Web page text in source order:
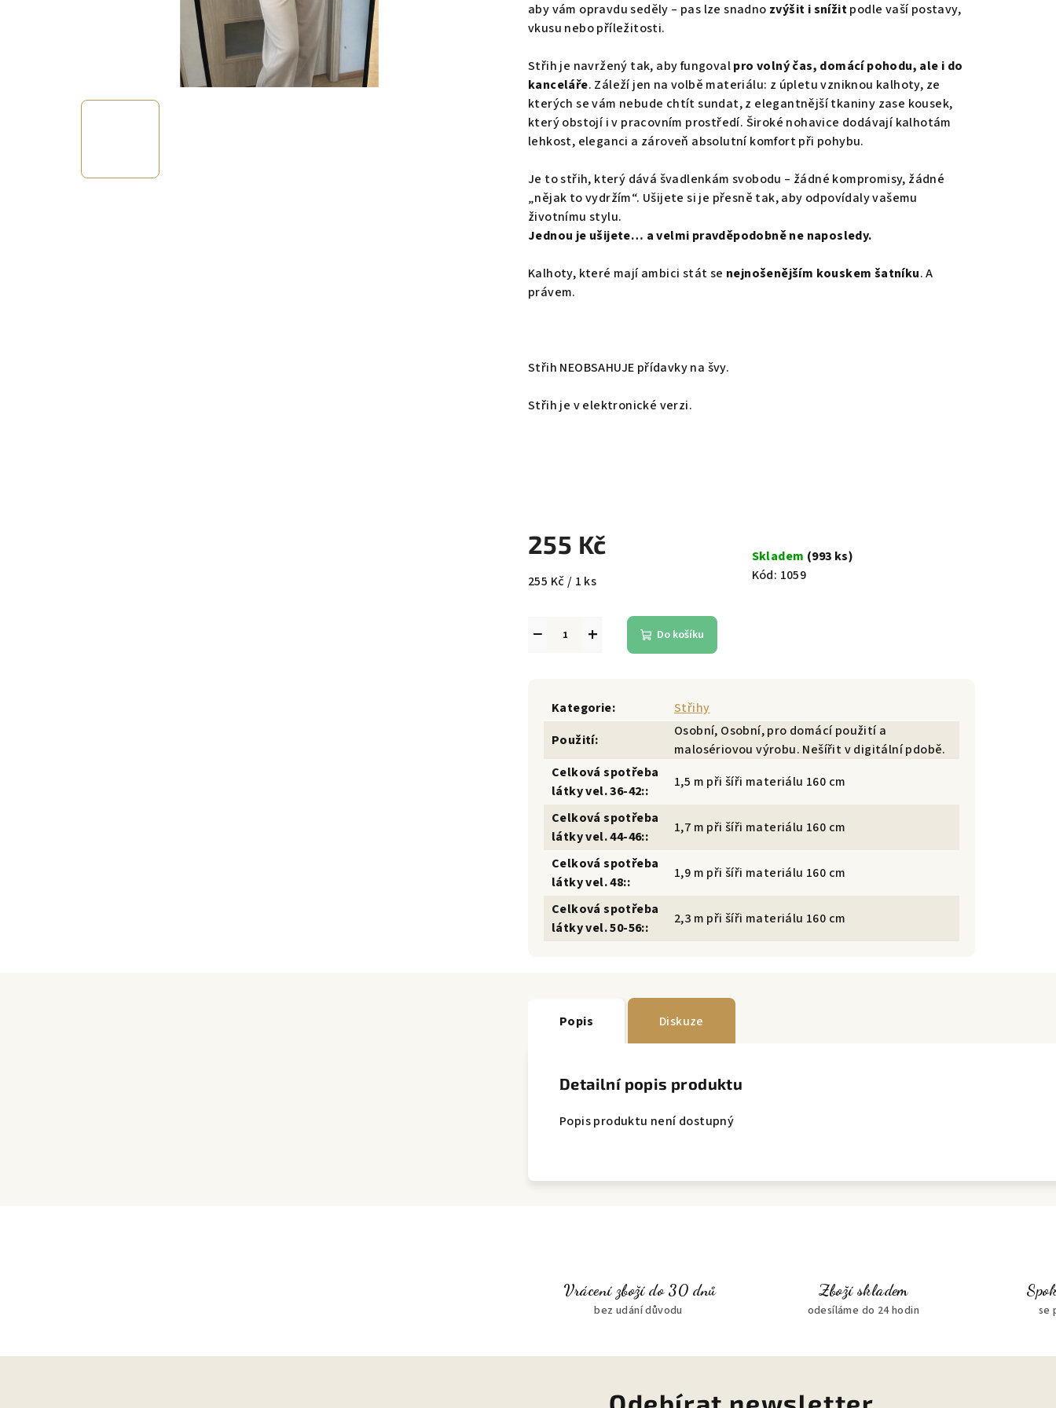
aby vám opravdu seděly – pas lze snadno zvýšit i snížitpodle vaší postavy,
vkusu nebo příležitosti.
Střih je navržený tak, aby fungovalpro volný čas, domácí pohodu, ale i do
kanceláře. Záleží jen na volbě materiálu: z úpletu vzniknou kalhoty, ze
kterých se vám nebude chtít sundat, z elegantnější tkaniny zase kousek,
který obstojí i v pracovním prostředí. Široké nohavice dodávají kalhotám
lehkost, eleganci a zároveň absolutní komfort při pohybu.
Je to střih, který dává švadlenkám svobodu – žádné kompromisy, žádné
„nějak to vydržím“. Ušijete si je přesně tak, aby odpovídaly vašemu
životnímu stylu.
Jednou je ušijete… a velmi pravděpodobně ne naposledy.
Kalhoty, které mají ambici stát se nejnošenějším kouskem šatníku. A
právem.
Střih NEOBSAHUJE přídavky na švy.
Střih je v elektronické verzi.
255 Kč
Měrná
255 Kč / 1 ks
Skladem (993 ks)
Kód: 1059
+
− Do košíku
Kategorie:
Střihy
Použití:
Osobní, Osobní, pro domácí použití a
malosériovou výrobu. Nešířit v digitální pdobě.
Celková spotřeba
látky vel. 36-42::
1,5 m při šíři materiálu 160 cm
Celková spotřeba
látky vel. 44-46::
1,7 m při šíři materiálu 160 cm
Celková spotřeba
látky vel. 48::
1,9 m při šíři materiálu 160 cm
Celková spotřeba
látky vel. 50-56::
2,3 m při šíři materiálu 160 cm
Vrácení zboží do 30 dnů
bez udání důvodu
Zboží skladem
odesíláme do 24 hodin se
Popis Diskuze
Detailní popis produktu
Popis produktu není dostupný